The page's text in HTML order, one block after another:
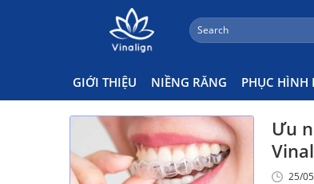
Search
for:
GIỚI THIỆU NIỀNG RĂNG PHỤC HÌNH
Ưu Điểm Khay Trong
Ưu
25/